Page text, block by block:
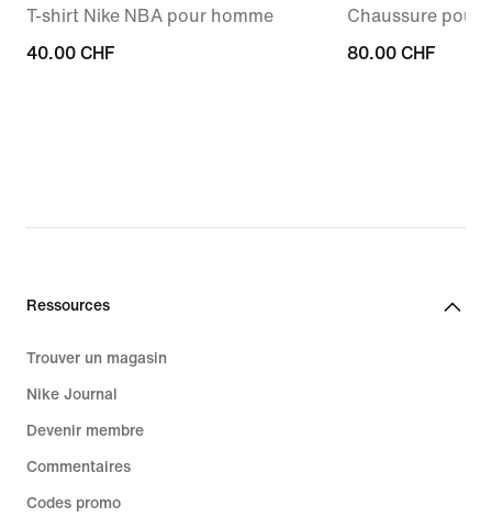
T-shirt Nike NBA pour homme
40.00 CHF
40.00 CHF
Chaussure pour
80.00 CHF
80.00 CHF
Ressources
Trouver un magasin
Nike Journal
Devenir membre
Commentaires
Codes promo